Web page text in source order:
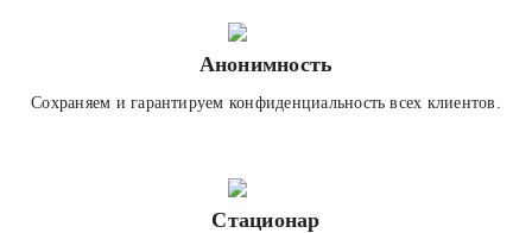
Анонимность
Сохраняем и гарантируем конфиденциальность всех клиентов.
Стационар